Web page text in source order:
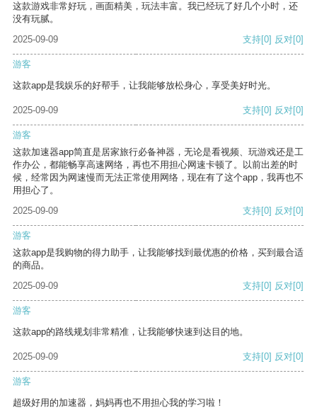
这款游戏非常好玩，画面精美，玩法丰富。我已经玩了好几个小时，还
没有玩腻。
2025-09-09
支持[0] 反对[0]
游客
这款app是我娱乐的好帮手，让我能够放松身心，享受美好时光。
2025-09-09 支持[0] 反对[0]
游客
这款加速器app简直是居家旅行必备神器，无论是看视频、玩游戏还是工
作办公，都能畅享高速网络，再也不用担心网速卡顿了。以前出差的时
候，经常因为网速慢而无法正常使用网络，现在有了这个app，我再也不
用担心了。
2025-09-09
支持[0] 反对[0]
游客
这款app是我购物的得力助手，让我能够找到最优惠的价格，买到最合适
的商品。
2025-09-09
支持[0] 反对[0]
游客
这款app的路线规划非常精准，让我能够快速到达目的地。
2025-09-09 支持[0] 反对[0]
游客
超级好用的加速器，妈妈再也不用担心我的学习啦！